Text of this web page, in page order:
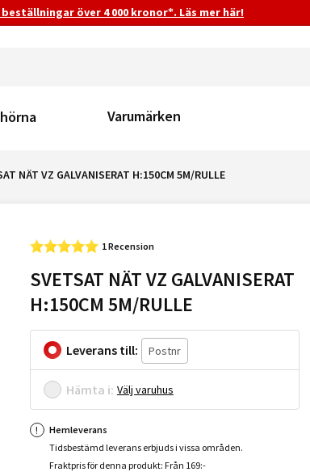
över 4 000 kronor*. Läs mer här!
Varumärken
NÄT VZ GALVANISERAT H:150CM 5M/RULLE
1 Recension
SVETSAT NÄT VZ GALVANISERAT
H:150CM 5M/RULLE
Leverans till:
Hämta i: Välj varuhus
Hemleverans
Tidsbestämd leverans erbjuds i vissa områden.
Fraktpris för denna produkt: Från 169:-